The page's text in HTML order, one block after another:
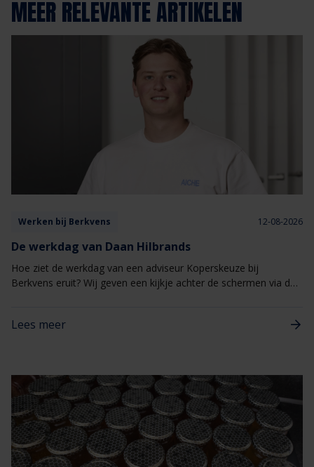
MEER RELEVANTE ARTIKELEN
Werken bij Berkvens 12-08-2026
De werkdag van Daan Hilbrands
Hoe ziet de werkdag van een adviseur Koperskeuze bij
Berkvens eruit? Wij geven een kijkje achter de schermen via de
Lees meer